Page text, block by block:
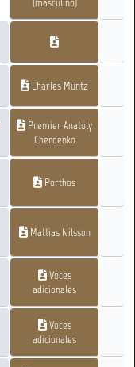
Charles Muntz
Premier Anatoly
Cherdenko
Porthos
Mattias Nilsson
Voces
adicionales
Voces
adicionales